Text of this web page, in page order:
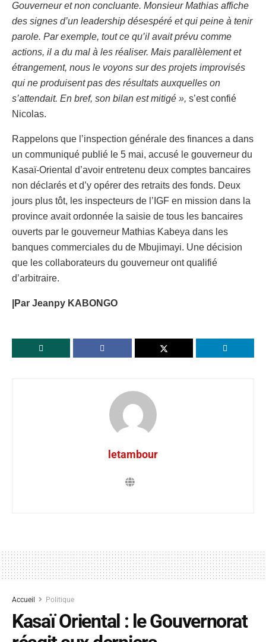
Gouverneur et non concluante. Monsieur Mathias affiche
des signes d’un leadership désespéré et qui peine à tenir
parole. Par exemple, tout ce qu’il avait prévu comme
actions, il a du mal à les réaliser. Mais parallèlement et
étrangement, nous le voyons sur des projets improvisés
qui ne produisent pas des résultats auxquelles on
s’attendait. En bref, son bilan est mitigé », s’est confié
Nicolas.
Rappelons que l’inspection générale des finances a dans
un communiqué publié le 5 mai, accusé le gouverneur du
Kasaï-Oriental d’avoir entretenu deux comptes bancaires
non déclarés et d’y opérer des retraits des fonds. Deux
jours plus tôt, les inspecteurs de l’IGF en mission dans la
province avait ordonnée la saisie de tous les bancaires
ouverts par le gouverneur Mathias Kabeya dans les
banques commerciales du de Mbujimayi. Une décision
que les collaborateurs du gouverneur ont qualifié
d’arbitraire.
|Par Jeanpy KABONGO
letambour
Accueil Politique
Kasaï Oriental : le Gouvernorat